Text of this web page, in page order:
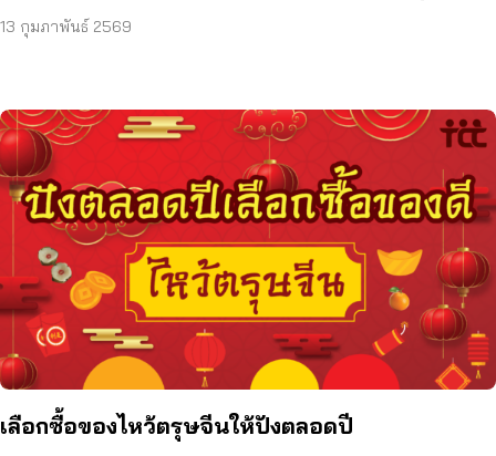
13 กุมภาพันธ์ 2569
เลือกซื้อของไหว้ตรุษจีนให้ปังตลอดปี